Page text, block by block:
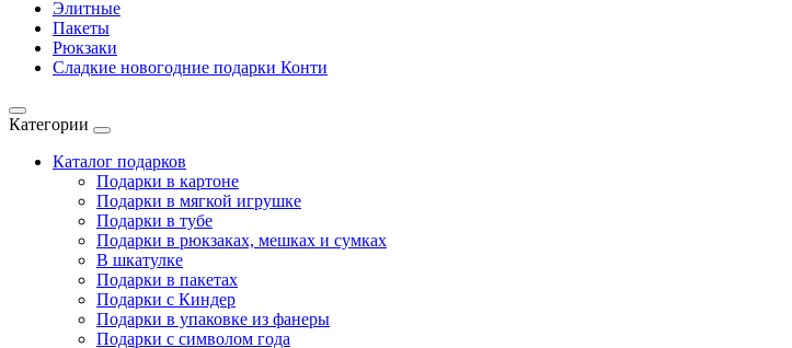
Элитные
Пакеты
Рюкзаки
Сладкие новогодние подарки Конти
Категории
Каталог подарков
Подарки в картоне
Подарки в мягкой игрушке
Подарки в тубе
Подарки в рюкзаках, мешках и сумках
В шкатулке
Подарки в пакетах
Подарки с Киндер
Подарки в упаковке из фанеры
Подарки с символом года